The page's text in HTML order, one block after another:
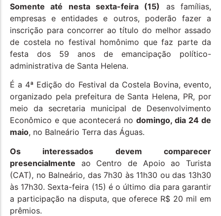
Somente até nesta sexta-feira (15)
as famílias,
empresas e entidades e outros, poderão fazer a
inscrição para concorrer ao título do melhor assado
de costela no festival homônimo que faz parte da
festa dos 59 anos de emancipação político-
administrativa de Santa Helena.
É a 4ª Edição do Festival da Costela Bovina, evento,
organizado pela prefeitura de Santa Helena, PR, por
meio da secretaria municipal de Desenvolvimento
Econômico e que acontecerá no domingo, dia 24 de
maio, no Balneário Terra das Águas.
Os interessados devem comparecer
presencialmente ao Centro de Apoio ao Turista
(CAT), no Balneário, das 7h30 às 11h30 ou das 13h30
às 17h30. Sexta-feira (15) é o último dia para garantir
a participação na disputa, que oferece R$ 20 mil em
prêmios.